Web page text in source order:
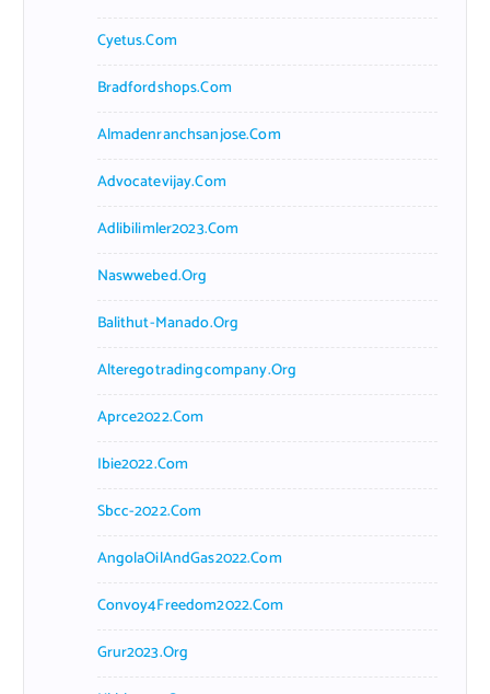
Cyetus.com
Bradfordshops.com
Almadenranchsanjose.com
Advocatevijay.com
Adlibilimler2023.com
Naswwebed.org
Balithut-Manado.org
Alteregotradingcompany.org
Aprce2022.com
Ibie2022.com
Sbcc-2022.com
AngolaOilAndGas2022.com
Convoy4Freedom2022.com
Grur2023.org